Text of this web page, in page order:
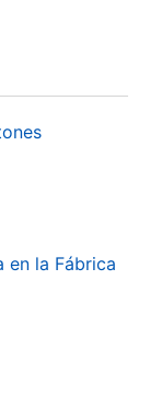
en la Fábrica